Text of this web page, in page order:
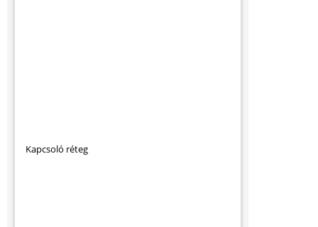
Kapcsoló réteg